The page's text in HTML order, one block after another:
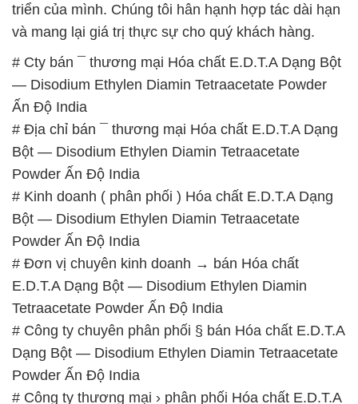
# Công ty cung cấp » cung ứng Hóa chất E.D.T.A
Dạng Bột — Disodium Ethylen Diamin Tetraacetate
Powder Ấn Độ India
# Cty cung cấp ♦ cung ứng Hóa chất E.D.T.A Dạng
Bột — Disodium Ethylen Diamin Tetraacetate
Powder Ấn Độ India
# Nơi chuyên cung cấp › thương mại Hóa chất
E.D.T.A Dạng Bột — Disodium Ethylen Diamin
Tetraacetate Powder Ấn Độ India
# Bán Σ cung ứng Hóa chất E.D.T.A Dạng Bột —
Disodium Ethylen Diamin Tetraacetate Powder Ấn
Độ India
PHÒNG KINH DOANH – CÔNG TY HÓA CHẤT
ĐẮC TRƯỜNG PHÁT
🌐 Website: https://hoachatviet.net/